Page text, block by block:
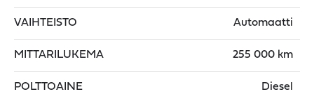
VAIHTEISTO Automaatti
MITTARILUKEMA 255 000 km
POLTTOAINE Diesel